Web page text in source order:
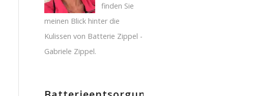
finden Sie
meinen Blick hinter die
Kulissen von Batterie Zippel -
Gabriele Zippel.